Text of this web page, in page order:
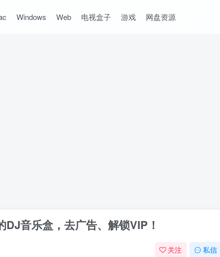
Windows Web 电视盒子 游戏 网盘资源
音乐盒，去广告、解锁VIP！
关注 私信